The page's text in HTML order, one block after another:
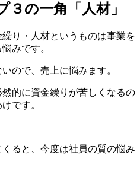
の一角「人材」
り・人材というものは事業を
みです。
ので、売上に悩みます。
的に資金繰りが苦しくなるの
です。
ると、今度は社員の質の悩み